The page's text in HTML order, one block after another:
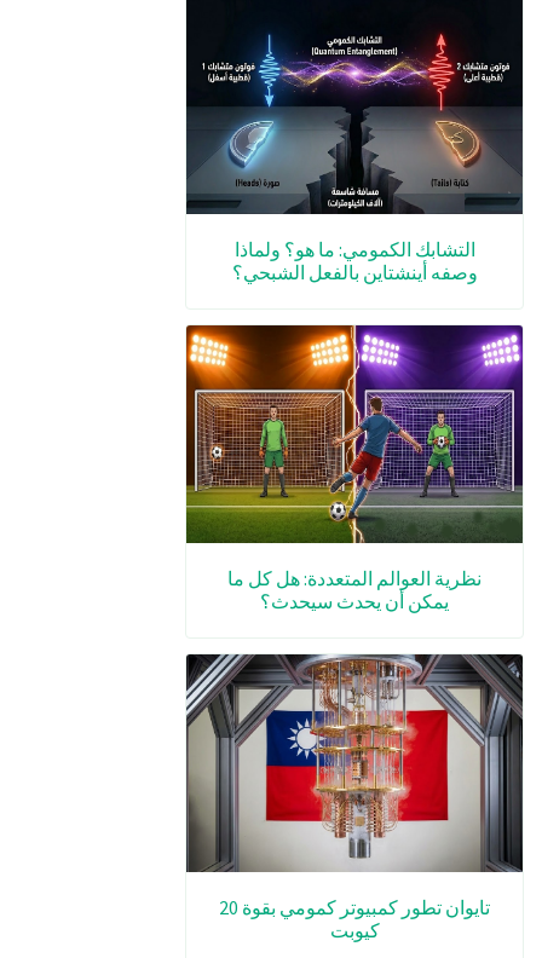
التشابك الكمومي: ما هو؟ ولماذا
وصفه أينشتاين بالفعل الشبحي؟
نظرية العوالم المتعددة: هل كل ما
يمكن أن يحدث سيحدث؟
تايوان تطور كمبيوتر كمومي بقوة 20
كيوبت